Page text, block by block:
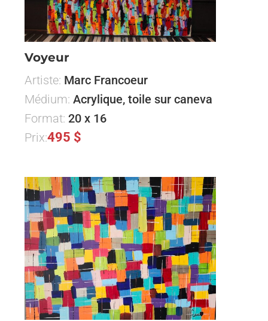
Voyeur
Artiste: Marc Francoeur
Médium: Acrylique, toile sur caneva
Format: 20 x 16
Prix:495 $